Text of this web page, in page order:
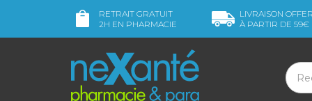
RETRAIT GRATUIT
2H EN PHARMACIE
LIVRAISON
À PARTIR DE 59€